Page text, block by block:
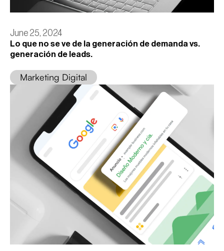
June 25, 2024
Lo que no se ve de la generación de demanda vs.
generación de leads.
Marketing Digital